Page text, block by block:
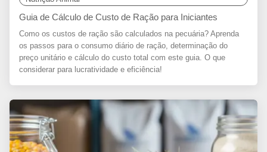
Guia de Cálculo de Custo de Ração para Iniciantes
Como os custos de ração são calculados na pecuária? Aprenda
os passos para o consumo diário de ração, determinação do
preço unitário e cálculo do custo total com este guia. O que
considerar para lucratividade e eficiência!